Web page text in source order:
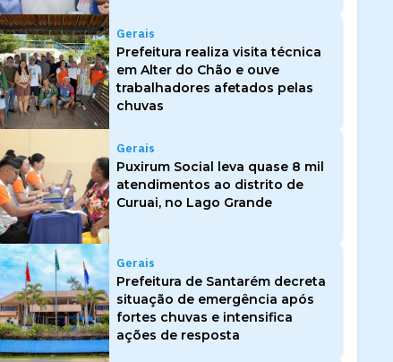
Gerais
Prefeitura realiza visita técnica
em Alter do Chão e ouve
trabalhadores afetados pelas
chuvas
Gerais
Puxirum Social leva quase 8 mil
atendimentos ao distrito de
Curuai, no Lago Grande
Gerais
Prefeitura de Santarém decreta
situação de emergência após
fortes chuvas e intensifica
ações de resposta